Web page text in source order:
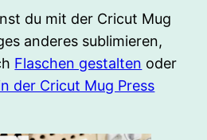
du mit der Cricut Mug
anderes sublimieren,
Flaschen gestalten oder
der Cricut Mug Press